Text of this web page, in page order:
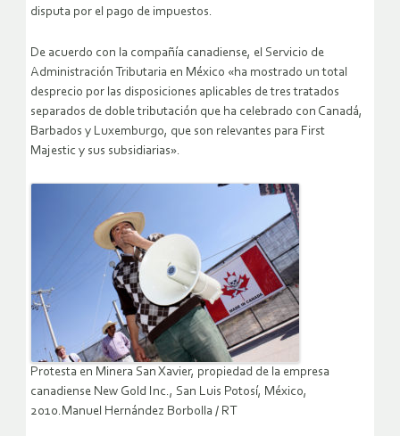
disputa por el pago de impuestos.
De acuerdo con la compañía canadiense, el Servicio de
Administración Tributaria en México «ha mostrado un total
desprecio por las disposiciones aplicables de tres tratados
separados de doble tributación que ha celebrado con Canadá,
Barbados y Luxemburgo, que son relevantes para First
Majestic y sus subsidiarias».
Protesta en Minera San Xavier, propiedad de la empresa
canadiense New Gold Inc., San Luis Potosí, México,
2010.Manuel Hernández Borbolla / RT